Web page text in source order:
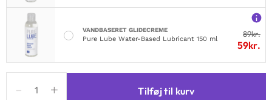
VANDBASERET GLIDECREME
Pure Lube Water-Based Lubricant 150 ml
89kr.
59kr.
Multi-
Tilføj til kurv